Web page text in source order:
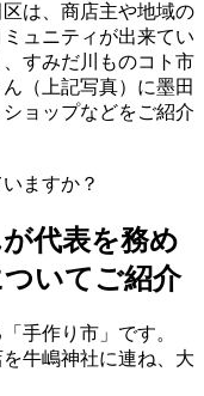
は、商店主や地域の
ュニティが出来てい
すみだ川ものコト市
（上記写真）に墨田
ョップなどをご紹介
ますか？
代表を務め
いてご紹介
手作り市」です。
牛嶋神社に連ね、大